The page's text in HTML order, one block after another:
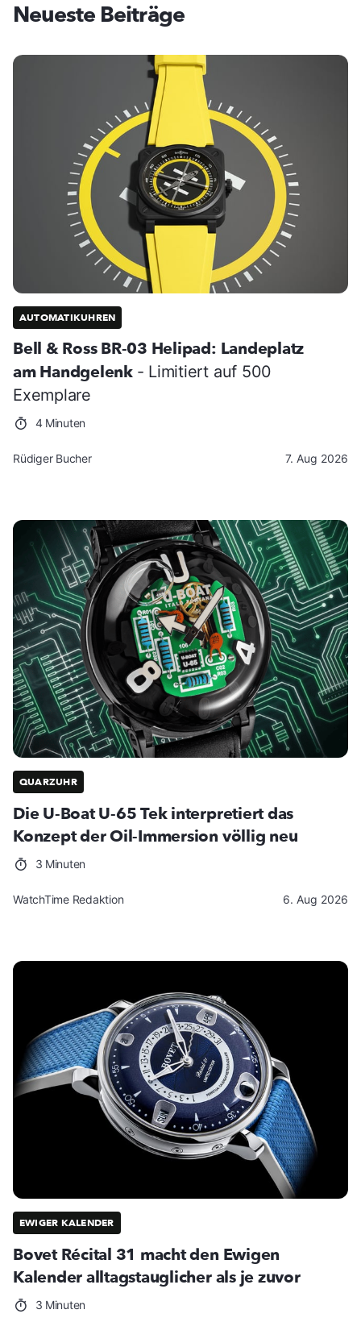
Neueste Beiträge
AUTOMATIKUHREN
Bell & Ross BR-03 Helipad: Landeplatz
am Handgelenk - Limitiert auf 500
Exemplare
4 Minuten
Rüdiger Bucher 7. Aug 2026
QUARZUHR
Die U-Boat U-65 Tek interpretiert das
Konzept der Oil-Immersion völlig neu
3 Minuten
WatchTime Redaktion 6. Aug 2026
EWIGER KALENDER
Bovet Récital 31 macht den Ewigen
Kalender alltagstauglicher als je zuvor
3 Minuten